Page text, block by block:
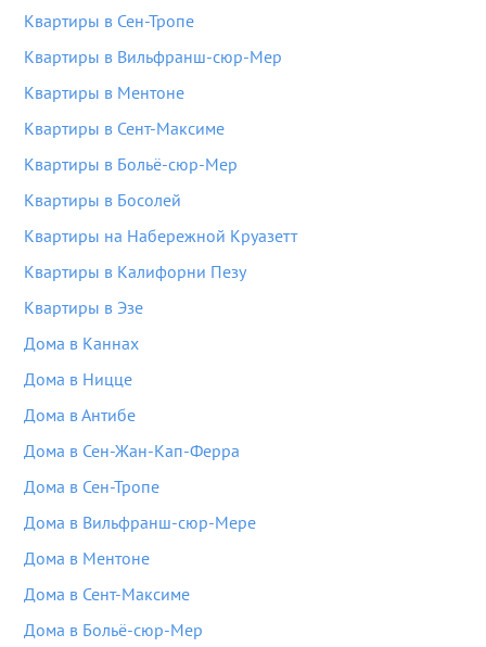
Квартиры в Сен-Тропе
Квартиры в Вильфранш-сюр-Мер
Квартиры в Ментоне
Квартиры в Сент-Максиме
Квартиры в Больё-сюр-Мер
Квартиры в Босолей
Квартиры на Набережной Круазетт
Квартиры в Калифорни Пезу
Квартиры в Эзе
Дома в Каннах
Дома в Ницце
Дома в Антибе
Дома в Сен-Жан-Кап-Ферра
Дома в Сен-Тропе
Дома в Вильфранш-сюр-Мере
Дома в Ментоне
Дома в Сент-Максиме
Дома в Больё-сюр-Мер